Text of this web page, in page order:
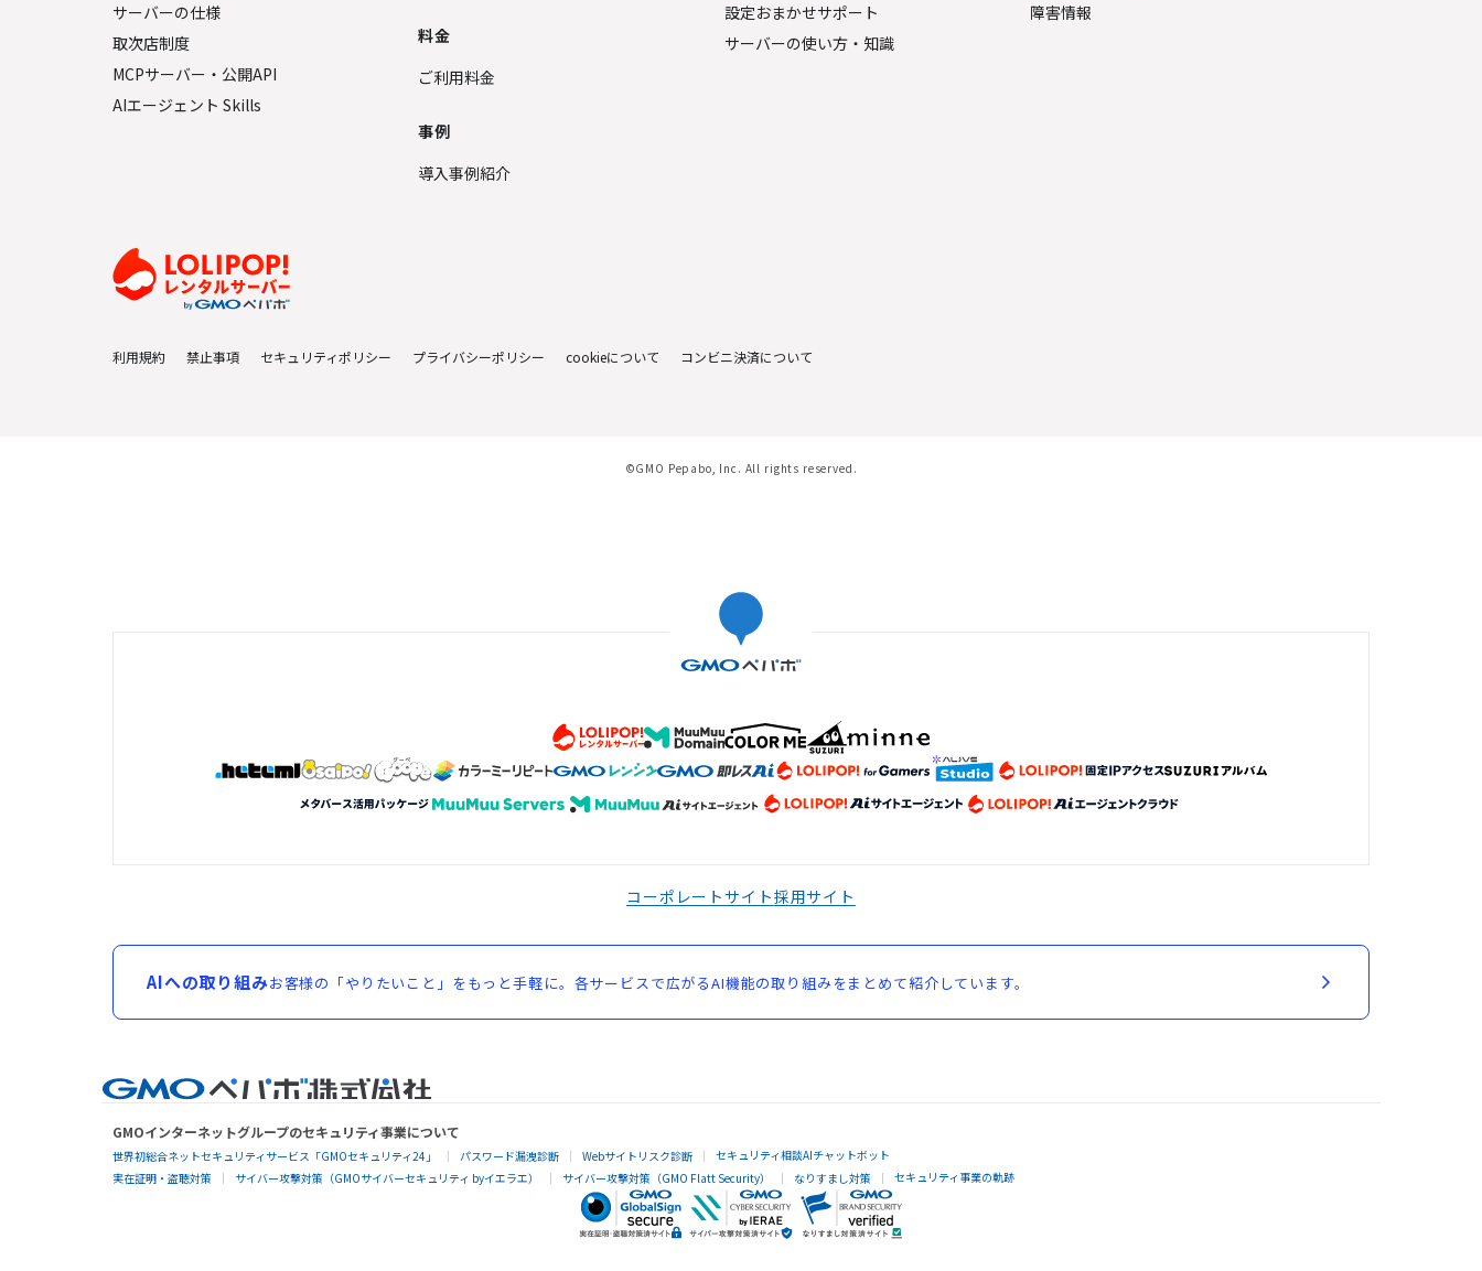
サーバーの仕様
取次店制度
MCPサーバー・公開API
AIエージェント Skills
料金
ご利用料金
事例
導入事例紹介
設定おまかせサポート
サーバーの使い方・知識
障害情報
利用規約 禁止事項 セキュリティポリシー プライバシーポリシー cookieについて コンビニ決済について
©GMO Pepabo, Inc. All rights reserved.
コーポレートサイト採用サイト
AIへの取り組みお客様の「やりたいこと」をもっと手軽に。各サービスで広がるAI機能の取り組みをまとめて紹介しています。
GMOインターネットグループのセキュリティ事業について
世界初総合ネットセキュリティサービス「GMOセキュリティ24」 パスワード漏洩診断 Webサイトリスク診断
セキュリティ相談AIチャットボット
実在証明・盗聴対策
サイバー攻撃対策（GMOサイバーセキュリティ byイエラエ） サイバー攻撃対策（GMO Flatt Security） なりすまし対策 セキュリティ事業の軌跡